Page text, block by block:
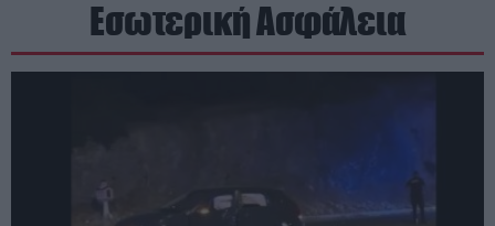
Εσωτερική Ασφάλεια